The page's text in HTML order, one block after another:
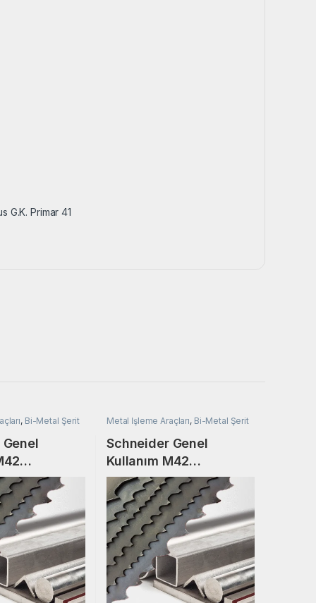
G.K. Primar 41
, Bi-Metal Şerit
Bi-Metal
Metal İşleme Araçları, Bi-Metal Şerit
Testere
Schneider Genel
Kullanım M42
34×1,10×4380 Bi-Metal
Şerit Testere